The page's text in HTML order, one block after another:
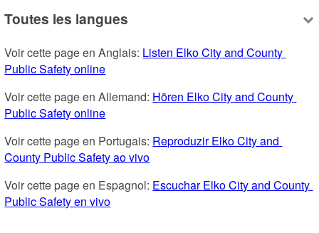
Toutes les langues
Voir cette page en Anglais: Listen Elko City and County
Public Safety online
Voir cette page en Allemand: Hören Elko City and County
Public Safety online
Voir cette page en Portugais: Reproduzir Elko City and
County Public Safety ao vivo
Voir cette page en Espagnol: Escuchar Elko City and County
Public Safety en vivo